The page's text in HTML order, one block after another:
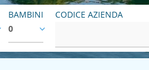
BAMBINI
0
CODICE AZIENDA